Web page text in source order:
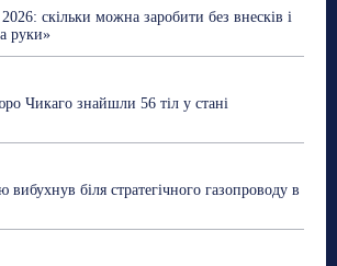
скільки можна заробити без внесків і
руки»
Чикаго знайшли 56 тіл у стані
вибухнув біля стратегічного газопроводу в